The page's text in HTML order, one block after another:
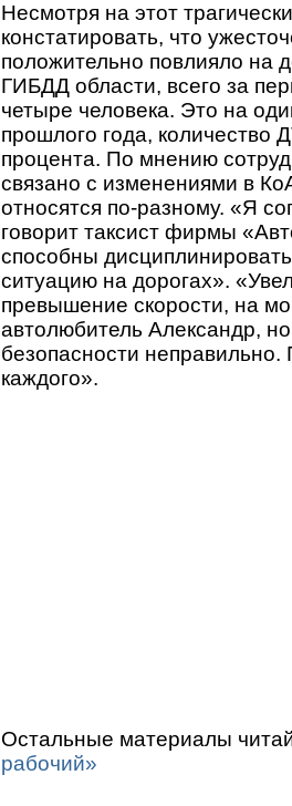
Несмотря на этот
констатировать, что
положительно повлияло на
ГИБДД области, всего за
четыре человека. Это на
прошлого года, количество
процента. По мнению
связано с изменениями в
относятся по-разному. «Я
говорит таксист фирмы
способны
ситуацию на дорогах».
превышение скорости, на
автолюбитель Александр,
безопасности неправильно.
каждого».
Остальные материалы
рабочий»